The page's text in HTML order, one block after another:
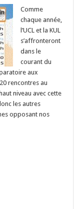
Comme
chaque année,
l’UCL et la KUL
s’affronteront
dans le
courant du
aux
rencontres au
niveau avec cette
les autres
opposant nos